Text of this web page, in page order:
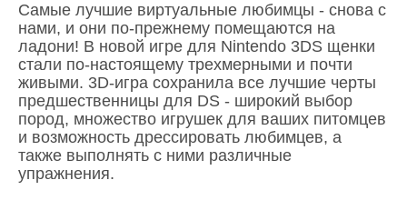
Самые лучшие виртуальные любимцы - снова с
нами, и они по-прежнему помещаются на
ладони! В новой игре для Nintendo 3DS щенки
стали по-настоящему трехмерными и почти
живыми. 3D-игра сохранила все лучшие черты
предшественницы для DS - широкий выбор
пород, множество игрушек для ваших питомцев
и возможность дрессировать любимцев, а
также выполнять с ними различные
упражнения.